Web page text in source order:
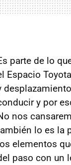
parte de lo
Espacio
y por
nos
lo es la
elementos
paso con un